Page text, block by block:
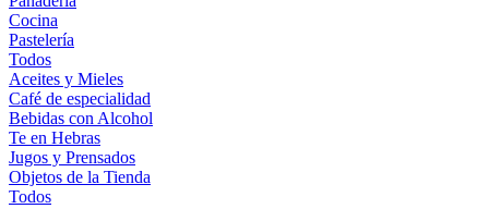
Cocina
Pastelería
Todos
Aceites y Mieles
Café de especialidad
Bebidas con Alcohol
Te en Hebras
Jugos y Prensados
Objetos de la Tienda
Todos